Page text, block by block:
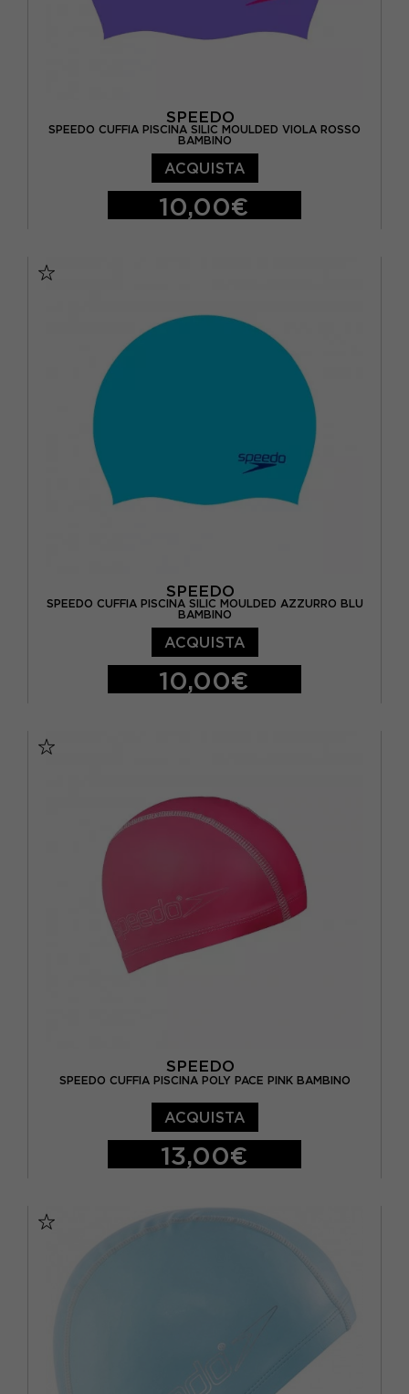
SPEEDO
SPEEDO CUFFIA PISCINA SILIC MOULDED VIOLA ROSSO
BAMBINO
ACQUISTA
10,00€
SPEEDO
SPEEDO CUFFIA PISCINA SILIC MOULDED AZZURRO BLU
BAMBINO
ACQUISTA
10,00€
SPEEDO
SPEEDO CUFFIA PISCINA POLY PACE PINK BAMBINO
ACQUISTA
13,00€